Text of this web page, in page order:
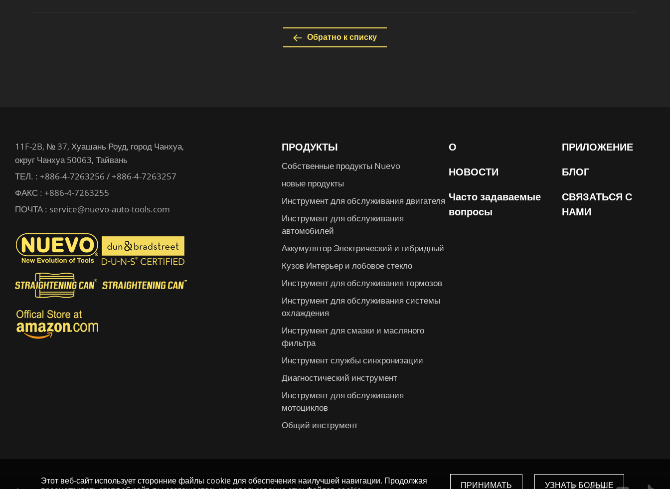
Обратно к списку
Этот веб-сайт использует сторонние файлы cookie для обеспечения наилучшей навигации. Продолжая
ПРИНИМАТЬ УЗНАТЬ БОЛЬШЕ
ПРОДУКТЫ
Собственные продукты Nuevo
новые продукты
Инструмент для обслуживания двигателя
Инструмент для обслуживания
автомобилей
Аккумулятор Электрический и гибридный
Кузов Интерьер и лобовое стекло
Инструмент для обслуживания тормозов
Инструмент для обслуживания системы
охлаждения
Инструмент для смазки и масляного
фильтра
Инструмент службы синхронизации
Диагностический инструмент
Инструмент для обслуживания
мотоциклов
Общий инструмент
О
ПРИЛОЖЕНИЕ
НОВОСТИ
БЛОГ
Часто задаваемые
вопросы
СВЯЗАТЬСЯ С
НАМИ
11F-2B, № 37, Хуашань Роуд, город Чанхуа,
округ Чанхуа 50063, Тайвань
ТЕЛ. : +886-4-7263256 / +886-4-7263257
ФАКС : +886-4-7263255
ПОЧТА : service@nuevo-auto-tools.com